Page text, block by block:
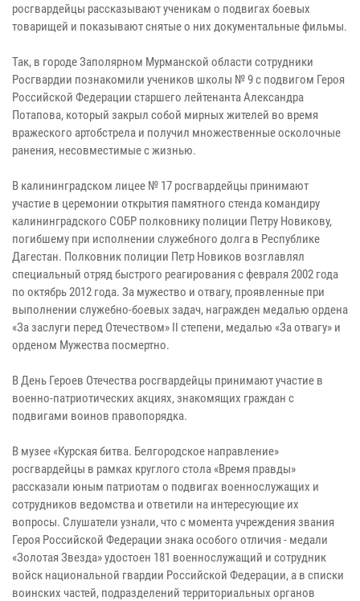
росгвардейцы рассказывают ученикам о подвигах боевых
товарищей и показывают снятые о них документальные фильмы.
Так, в городе Заполярном Мурманской области сотрудники
Росгвардии познакомили учеников школы № 9 с подвигом Героя
Российской Федерации старшего лейтенанта Александра
Потапова, который закрыл собой мирных жителей во время
вражеского артобстрела и получил множественные осколочные
ранения, несовместимые с жизнью.
В калининградском лицее № 17 росгвардейцы принимают
участие в церемонии открытия памятного стенда командиру
калининградского СОБР полковнику полиции Петру Новикову,
погибшему при исполнении служебного долга в Республике
Дагестан. Полковник полиции Петр Новиков возглавлял
специальный отряд быстрого реагирования с февраля 2002 года
по октябрь 2012 года. За мужество и отвагу, проявленные при
выполнении служебно-боевых задач, награжден медалью ордена
«За заслуги перед Отечеством» II степени, медалью «За отвагу» и
орденом Мужества посмертно.
В День Героев Отечества росгвардейцы принимают участие в
военно-патриотических акциях, знакомящих граждан с
подвигами воинов правопорядка.
В музее «Курская битва. Белгородское направление»
росгвардейцы в рамках круглого стола «Время правды»
рассказали юным патриотам о подвигах военнослужащих и
сотрудников ведомства и ответили на интересующие их
вопросы. Слушатели узнали, что с момента учреждения звания
Героя Российской Федерации знака особого отличия - медали
«Золотая Звезда» удостоен 181 военнослужащий и сотрудник
войск национальной гвардии Российской Федерации, а в списки
воинских частей, подразделений территориальных органов